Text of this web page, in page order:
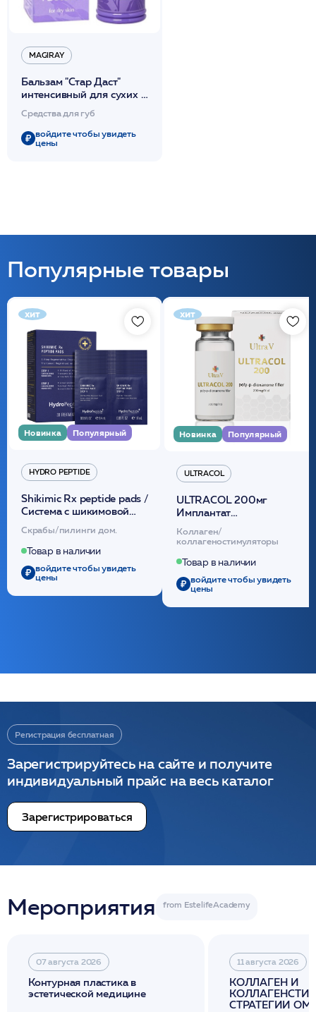
MAGIRAY
Бальзам "Стар Даст"
интенсивный для сухих и
потрескавшихся губ 15 мл
/Magiray*
Средства для губ
войдите чтобы увидеть
цены
Популярные товары
хит
Новинка Популярный
HYDRO PEPTIDE
Shikimic Rx peptide pads /
Cистема с шикимовой
кислотой обновляющая
(30шт) /HP
Скрабы/пилинги дом.
Товар в наличии
войдите чтобы увидеть
цены
хит
Новинка Популярный
ULTRACOL
ULTRACOL 200мг
Имплантат
внутридермальный,
стерильный на основе
полидиоксанона
/ULTRACOL
Коллаген/
коллагеностимуляторы
Товар в наличии
войдите чтобы увидеть
цены
Регистрация бесплатная
Зарегистрируйтесь на сайте и получите
индивидуальный прайс на весь каталог
Зарегистрироваться
Мероприятия
07 августа 2026
Контурная пластика в
эстетической медицине
11 августа 2026
КОЛЛАГЕН И
СТРАТЕГИИ